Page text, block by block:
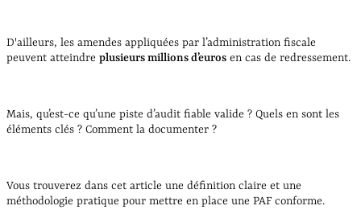
D'ailleurs, les amendes appliquées par l’administration fiscale
peuvent atteindre plusieurs millions d’euros en cas de redressement.
Mais, qu’est-ce qu’une piste d’audit fiable valide ? Quels en sont les
éléments clés ? Comment la documenter ?
Vous trouverez dans cet article une définition claire et une
méthodologie pratique pour mettre en place une PAF conforme.